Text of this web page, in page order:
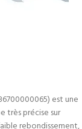
est une
très précise sur